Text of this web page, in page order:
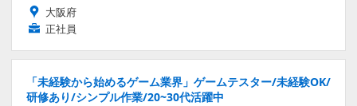
大阪府
正社員
「未経験から始めるゲーム業界」ゲームテスター/未経験OK/
研修あり/シンプル作業/20~30代活躍中